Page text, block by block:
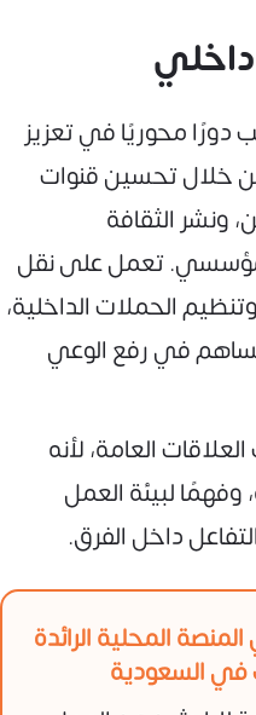
دورًا محوريًا في تعزيز
خلال تحسين قنوات
ونشر الثقافة
المؤسسي. تعمل على نقل
الحملات الداخلية،
تساهم في رفع الوعي
العامة، لأنه
لبيئة العمل
داخل الفرق.
المحلية الرائدة
في السعودية